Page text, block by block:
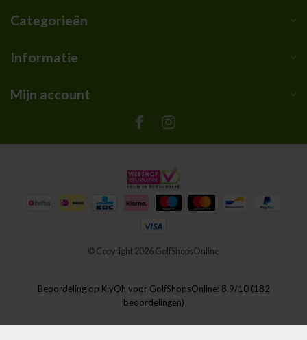
Categorieën
Informatie
Mijn account
© Copyright 2026 GolfShopsOnline
Beoordeling op KiyOh voor GolfShopsOnline: 8.9/10 (182
beoordelingen)